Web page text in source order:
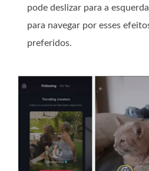
pode deslizar para a
para navegar por esses
preferidos.